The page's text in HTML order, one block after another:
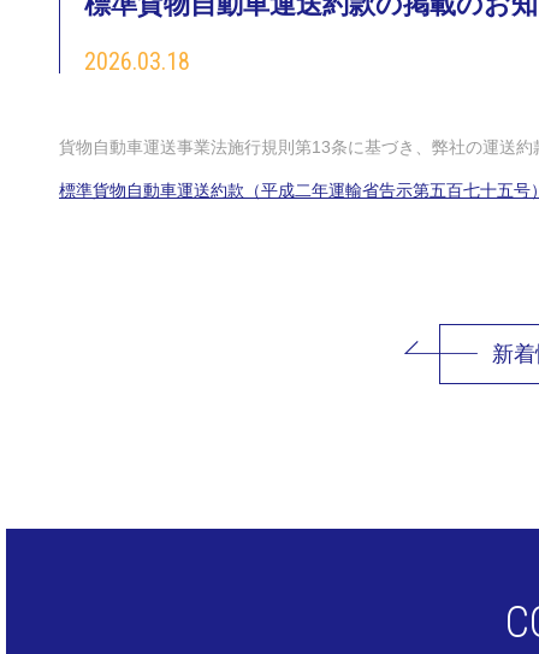
2026.03.18
貨物自動車運送事業法施行規則第13条に基づき、弊社の運送
標準貨物自動車運送約款（平成二年運輸省告示第五百七十五号
新